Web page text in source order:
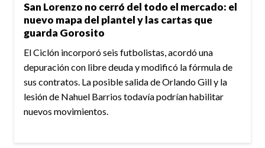
San Lorenzo no cerró del todo el mercado: el
nuevo mapa del plantel y las cartas que
guarda Gorosito
El Ciclón incorporó seis futbolistas, acordó una
depuración con libre deuda y modificó la fórmula de
sus contratos. La posible salida de Orlando Gill y la
lesión de Nahuel Barrios todavía podrían habilitar
nuevos movimientos.